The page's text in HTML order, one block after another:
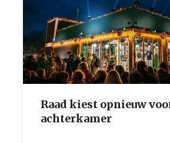
Raad kiest opnieuw
achterkamer